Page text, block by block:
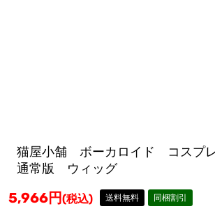
猫屋小舗 ボーカロイド コスプ
通常版 ウィッグ
5,966円(税込) 送料無料 同梱割引